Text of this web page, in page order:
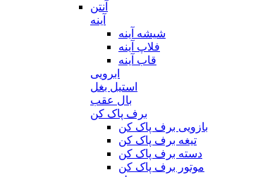
آنتن
آینه
شیشه آینه
فلاپ آینه
قاب آینه
ابرویی
استیل بغل
بال عقب
برف پاک کن
بازویی برف پاک کن
تیغه برف پاک کن
دسته برف پاک کن
موتور برف پاک کن